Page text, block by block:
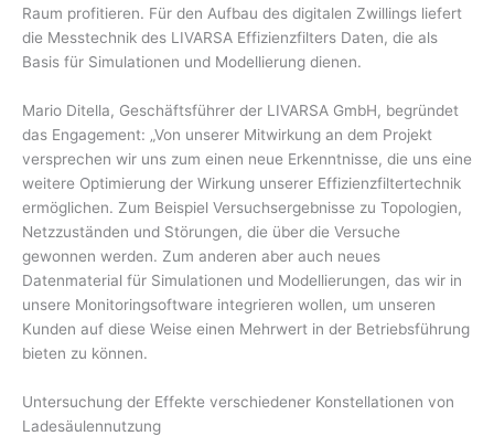
Raum profitieren. Für den Aufbau des digitalen Zwillings liefert
die Messtechnik des LIVARSA Effizienzfilters Daten, die als
Basis für Simulationen und Modellierung dienen.
Mario Ditella, Geschäftsführer der LIVARSA GmbH, begründet
das Engagement: „Von unserer Mitwirkung an dem Projekt
versprechen wir uns zum einen neue Erkenntnisse, die uns eine
weitere Optimierung der Wirkung unserer Effizienzfiltertechnik
ermöglichen. Zum Beispiel Versuchsergebnisse zu Topologien,
Netzzuständen und Störungen, die über die Versuche
gewonnen werden. Zum anderen aber auch neues
Datenmaterial für Simulationen und Modellierungen, das wir in
unsere Monitoringsoftware integrieren wollen, um unseren
Kunden auf diese Weise einen Mehrwert in der Betriebsführung
bieten zu können.
Untersuchung der Effekte verschiedener Konstellationen von
Ladesäulennutzung